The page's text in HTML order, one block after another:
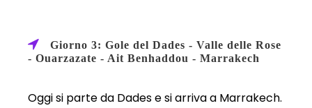
Giorno 3: Gole del Dades - Valle delle Rose
- Ouarzazate - Ait Benhaddou - Marrakech
Oggi si parte da Dades e si arriva a Marrakech.